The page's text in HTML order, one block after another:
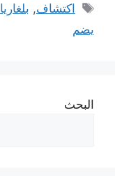
الوسوم
اكتشاف, بلغاريا
يضم
البحث